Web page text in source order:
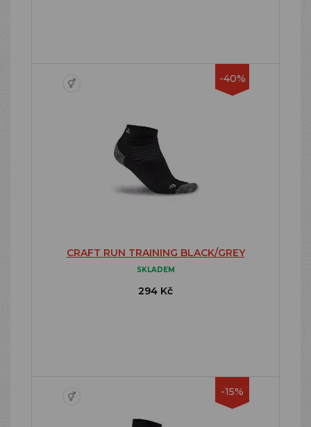
-40%
CRAFT RUN TRAINING BLACK/GREY
SKLADEM
294 Kč
-15%